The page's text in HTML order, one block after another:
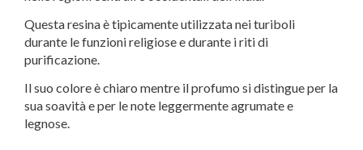
Questa resina è tipicamente utilizzata nei turiboli
durante le funzioni religiose e durante i riti di
purificazione.
Il suo colore è chiaro mentre il profumo si distingue per la
sua soavità e per le note leggermente agrumate e
legnose.